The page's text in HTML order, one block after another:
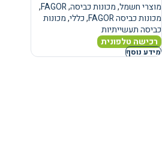
מוצרי חשמל,מכונות כביסה,
FAGOR
,
מכונות כביסה FAGOR
,כללי,מכונות
כביסה תעשייתיות
רכישה טלפונית
מידע נוסף